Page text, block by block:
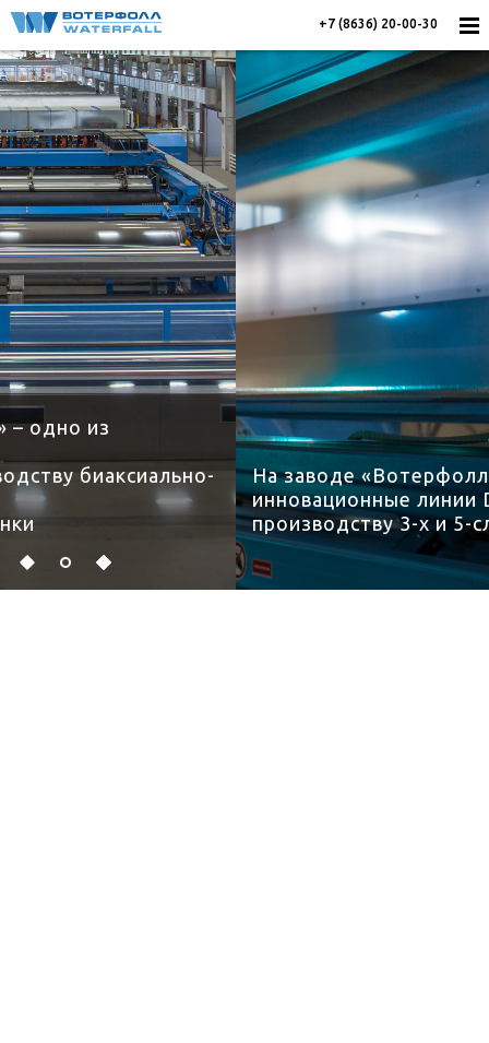
+7 (8636) 20-00-30
На заводе «Вотерфолл» работают две
инновационные линии DORNIER по
производству 3-х и 5-слойной БОПП-пленки